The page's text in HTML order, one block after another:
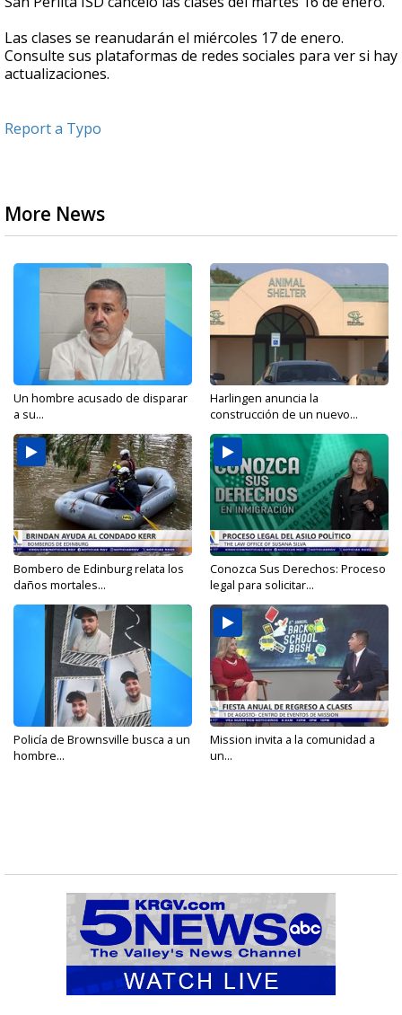
Las clases se reanudarán el miércoles 17 de enero.
Consulte sus plataformas de redes sociales para ver si hay
actualizaciones.
Report a Typo
More News
Un hombre acusado de disparar
a su...
Harlingen anuncia la
construcción de un nuevo...
Bombero de Edinburg relata los
daños mortales...
Conozca Sus Derechos: Proceso
legal para solicitar...
Policía de Brownsville busca a un
hombre...
Mission invita a la comunidad a
un...